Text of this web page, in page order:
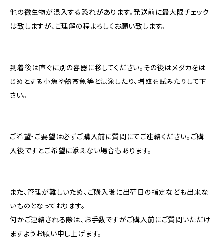
他の微生物が混入する恐れがあります。発送前に最大限チェック
は致しますが、ご理解の程よろしくお願い致します。
到着後は直ぐに別の容器に移してください。その後はメダカをは
じめとする小魚や熱帯魚等と混泳したり、増殖を試みたりして下
さい。
ご希望・ご要望は必ずご購入前に質問にてご連絡ください。ご購
入後ですとご希望に添えない場合もあります。
また、管理が難しいため、ご購入後に出荷日の指定なども出来な
いものとなっております。
何かご連絡される際は、お手数ですがご購入前にご質問いただけ
ますようお願い申し上げます。